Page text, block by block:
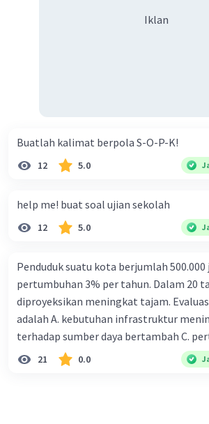
Iklan
Buatlah kalimat berpola S-O-P-K!
12 5.0
help me! buat soal ujian sekolah
12 5.0
Penduduk suatu kota berjumlah
pertumbuhan 3% per tahun. Dalam 20
diproyeksikan meningkat tajam.
adalah A. kebutuhan infrastruktur
terhadap sumber daya bertambah C.
eksponensial berdampak jangka
memengaruhi tata ruang E. proyeksi
21 0.0